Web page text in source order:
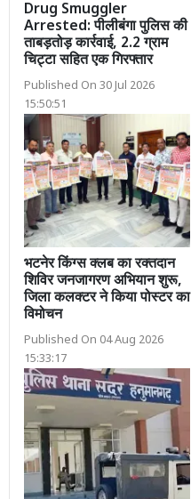
Drug Smuggler
Arrested: पीलीबंगा पुलिस की
ताबड़तोड़ कार्रवाई, 2.2 ग्राम
चिट्टा सहित एक गिरफ्तार
Published On 30 Jul 2026
15:50:51
भटनेर किंग्स क्लब का रक्तदान
शिविर जनजागरण अभियान शुरू,
जिला कलक्टर ने किया पोस्टर का
विमोचन
Published On 04 Aug 2026
15:33:17